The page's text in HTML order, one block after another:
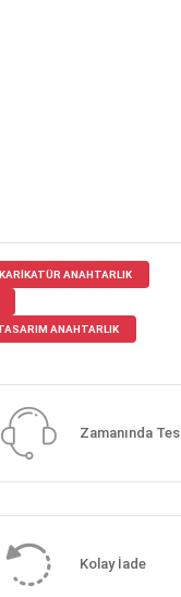
KARIKATÜR ANAHTARLIK
ANAHTARLIK
Zamanında
Kolay İade